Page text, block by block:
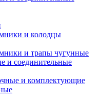
и колодцы
и трапы чугунные
и соединительные
и комплектующие